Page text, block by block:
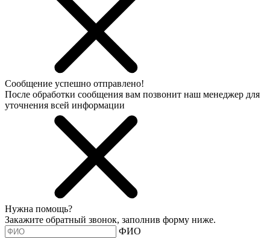
Сообщение успешно отправлено!
После обработки сообщения вам позвонит наш менеджер для
уточнения всей информации
Нужна помощь?
Закажите обратный звонок, заполнив форму ниже.
ФИО